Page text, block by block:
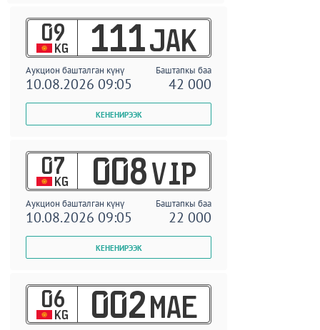
09
KG 111 JAK
Аукцион башталган күнү Баштапкы баа
10.08.2026 09:05 42 000
07
KG 008 VIP
Аукцион башталган күнү Баштапкы баа
10.08.2026 09:05 22 000
06
KG 002 MAE